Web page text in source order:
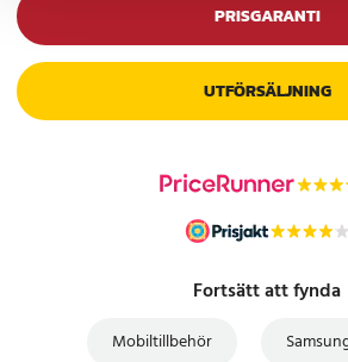
PRISGARANTI
UTFÖRSÄLJNING
Fortsätt att fynda
Mobiltillbehör